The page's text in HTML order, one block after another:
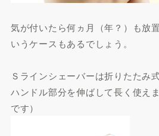
気が付いたら何ヵ月（年？）も放
いうケースもあるでしょう。
Ｓラインシェーバーは折りたたみ
ハンドル部分を伸ばして長く使え
です）